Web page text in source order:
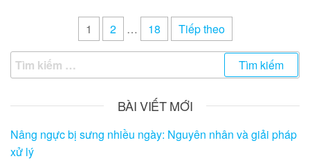
hướng
bài
viết
1 2 … 18
Tiếp theo
Tìm
kiếm
BÀI VIẾT MỚI
Nâng ngực bị sưng nhiều ngày: Nguyên nhân và giải pháp
xử lý